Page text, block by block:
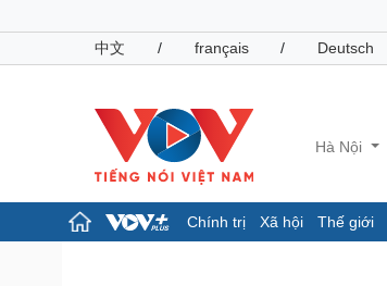
中文
/ français / Deutsch
Hà Nội
Chính trị Xã hội Thế giới